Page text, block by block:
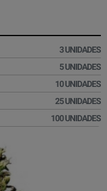
3 UNIDADES
5 UNIDADES
10 UNIDADES
25 UNIDADES
100 UNIDADES